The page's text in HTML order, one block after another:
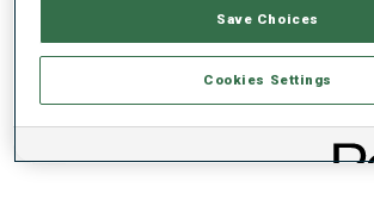
ÉQUIPE JUNIOR CUP FEMMES
Save Choices
Cookies Settings